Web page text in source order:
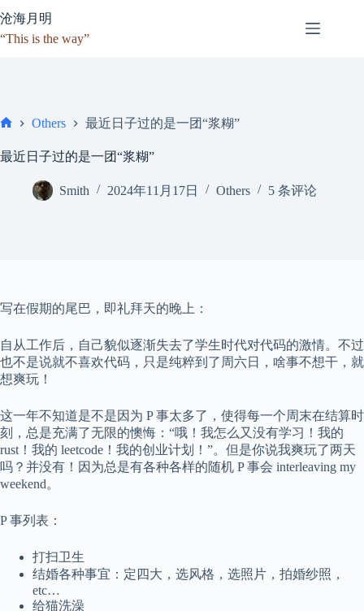
至
内
沧海月明
“This is the way”
页
Others 最近日子过的是一团“浆糊”
最近日子过的是一团“浆糊”
Smith 2024年11月17日 Others 5 条评论
写在假期的尾巴，即礼拜天的晚上：
自从工作后，自己貌似逐渐失去了学生时代对代码的激情。不过
也不是说就不喜欢代码，只是纯粹到了周六日，啥事不想干，就
想爽玩！
这一年不知道是不是因为 P 事太多了，使得每一个周末在结算时
刻，总是充满了无限的懊悔：“哦！我怎么又没有学习！我的
rust！我的 leetcode！我的创业计划！”。但是你说我爽玩了两天
吗？并没有！因为总是有各种各样的随机 P 事会 interleaving my
weekend。
P 事列表：
打扫卫生
结婚各种事宜：定四大，选风格，选照片，拍婚纱照，
etc…
给猫洗澡